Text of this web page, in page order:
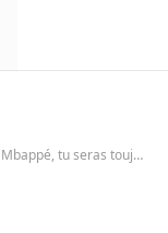
seras toujours un perdant »